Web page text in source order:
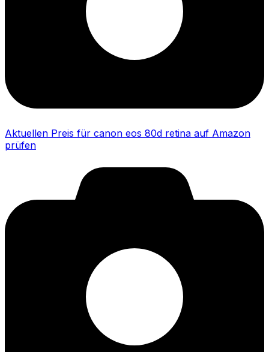
Aktuellen Preis für canon eos 80d retina auf Amazon
prüfen